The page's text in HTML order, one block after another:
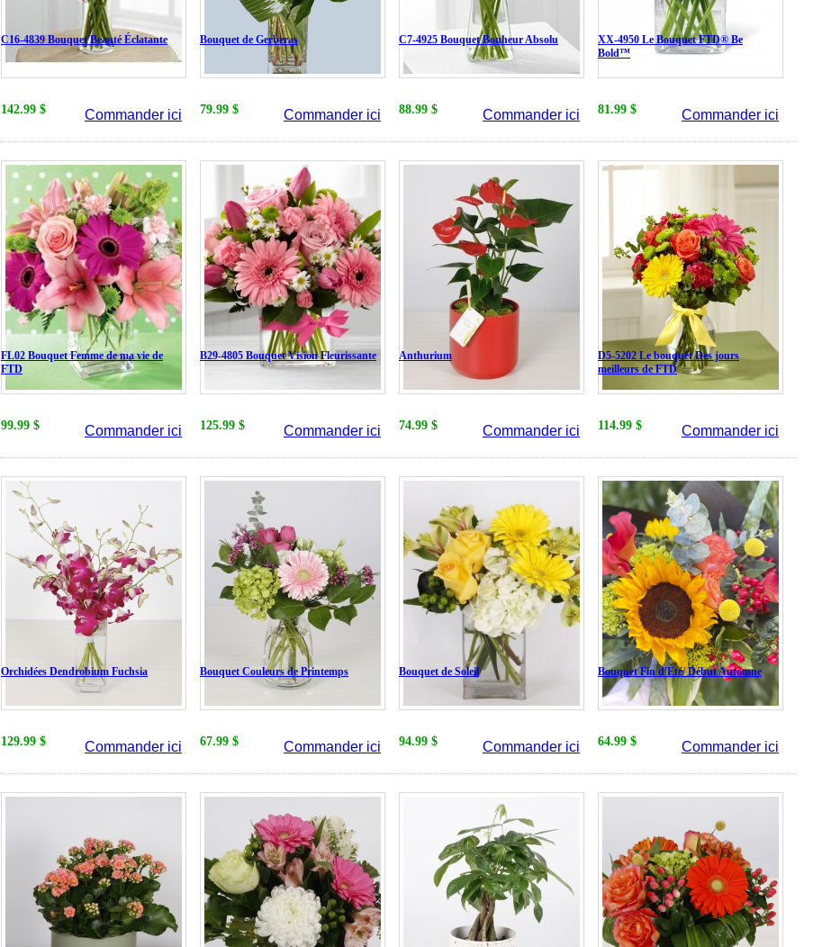
C16-4839 Bouquet Beauté Éclatante
142.99 $ Commander ici
Bouquet de Gerberas
79.99 $ Commander ici
C7-4925 Bouquet Bonheur Absolu
88.99 $ Commander ici
XX-4950 Le Bouquet FTD® Be
Bold™
81.99 $ Commander ici
FL02 Bouquet Femme de ma vie de
FTD
99.99 $ Commander ici
B29-4805 Bouquet Vision Fleurissante
125.99 $ Commander ici
Anthurium
74.99 $ Commander ici
D5-5202 Le bouquet Des jours
meilleurs de FTD
114.99 $ Commander ici
Orchidées Dendrobium Fuchsia
129.99 $ Commander ici
Bouquet Couleurs de Printemps
67.99 $ Commander ici
Bouquet de Soleil
94.99 $ Commander ici
Bouquet Fin d'Été/ Début Automne
64.99 $ Commander ici